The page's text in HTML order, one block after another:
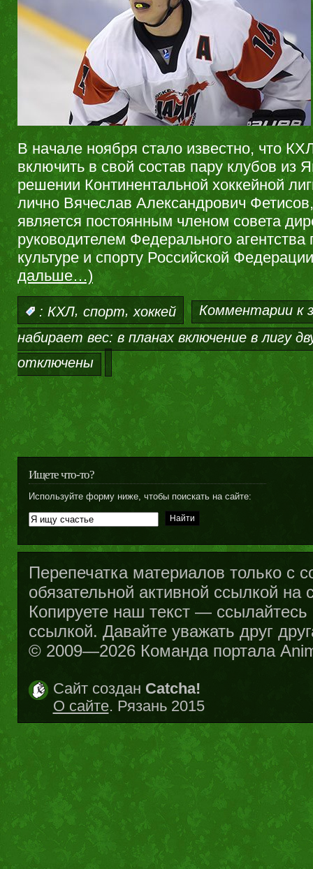
В начале ноября стало известно, что
включить в свой состав пару клубов из
решении Континентальной хоккейной
лично Вячеслав Александрович
является постоянным членом совета
руководителем Федерального агентства
культуре и спорту Российской
дальше…)
: КХЛ, спорт, хоккей Комментарии к
набирает вес: в планах включение в лигу
отключены
Ищете что-то?
Используйте форму ниже, чтобы поискать на сайте:
Перепечатка материалов только с
обязательной активной ссылкой на
Копируете наш текст —
ссылкой. Давайте уважать друг
© 2009—2026 Команда портала
Сайт создан Catcha!
О сайте. Рязань 2015